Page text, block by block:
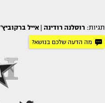
תגיות: רוסלנה רודינה אייל ברקוביץ'
מה הדעה שלכם בנושא?